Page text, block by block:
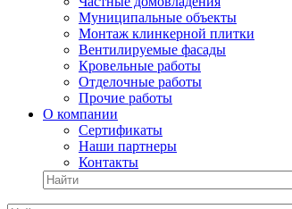
Муниципальные объекты
Монтаж клинкерной плитки
Вентилируемые фасады
Кровельные работы
Отделочные работы
Прочие работы
О компании
Сертификаты
Наши партнеры
Контакты